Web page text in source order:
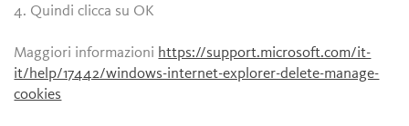
4. Quindi clicca su OK
Maggiori informazioni https://support.microsoft.com/it-
it/help/17442/windows-internet-explorer-delete-manage-
cookies